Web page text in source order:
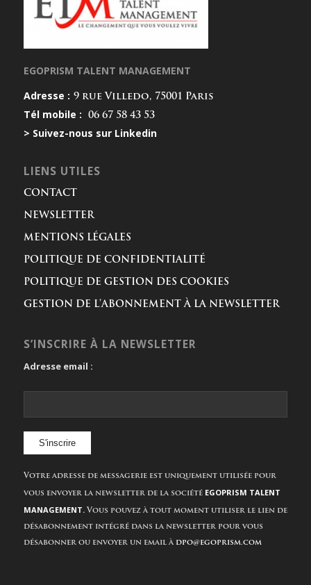
EGOPRISM TALENT MANAGEMENT
Adresse : 9 rue Villedo, 75001 Paris
Tél mobile : 06 67 58 43 53
> Suivez-nous sur Linkedin
LIENS UTILES
CONTACT
NEWSLETTER
MENTIONS LÉGALES
POLITIQUE DE CONFIDENTIALITÉ
POLITIQUE DE GESTION DES COOKIES
GESTION DE L’ABONNEMENT À LA NEWSLETTER
S’INSCRIRE À LA NEWSLETTER
Adresse email :
Votre adresse de messagerie est uniquement utilisée pour
vous envoyer la newsletter de la société EGOPRISM TALENT
MANAGEMENT.Vous pouvez à tout moment utiliser le lien de
désabonnement intégré dans la newsletter pour vous
désabonner ou envoyer un email à dpo@egoprism.com